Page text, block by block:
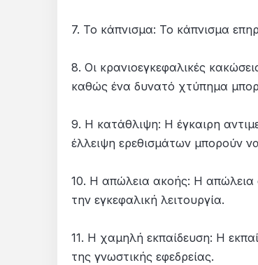
7. Το κάπνισμα: Το κάπνισμα
8. Οι κρανιοεγκεφαλικές
καθώς ένα δυνατό χτύπημα
9. Η κατάθλιψη: Η έγκαιρη
έλλειψη ερεθισμάτων μπορούν
10. Η απώλεια ακοής: Η απώλεια
την εγκεφαλική λειτουργία.
11. Η χαμηλή εκπαίδευση: Η
της γνωστικής εφεδρείας.